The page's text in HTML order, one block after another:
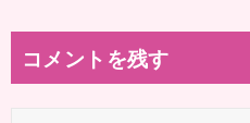
ビ
コメントを残す